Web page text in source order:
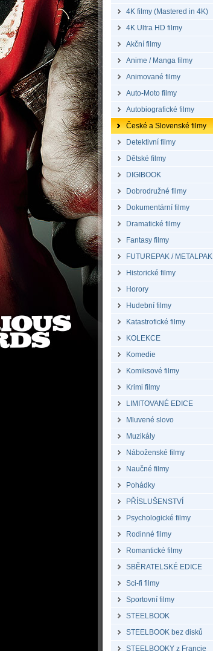
4K filmy (Mastered in 4K)
4K Ultra HD filmy
Akční filmy
Anime / Manga filmy
Animované filmy
Auto-Moto filmy
Autobiografické filmy
České a Slovenské filmy
Detektivní filmy
Dětské filmy
DIGIBOOK
Dobrodružné filmy
Dokumentární filmy
Dramatické filmy
Fantasy filmy
FUTUREPAK / METALPAK
Historické filmy
Horory
Hudební filmy
Katastrofické filmy
KOLEKCE
Komedie
Komiksové filmy
Krimi filmy
LIMITOVANÉ EDICE
Mluvené slovo
Muzikály
Náboženské filmy
Naučné filmy
Pohádky
PŘÍSLUŠENSTVÍ
Psychologické filmy
Rodinné filmy
Romantické filmy
SBĚRATELSKÉ EDICE
Sci-fi filmy
Sportovní filmy
STEELBOOK
STEELBOOK bez disků
STEELBOOKY z Francie